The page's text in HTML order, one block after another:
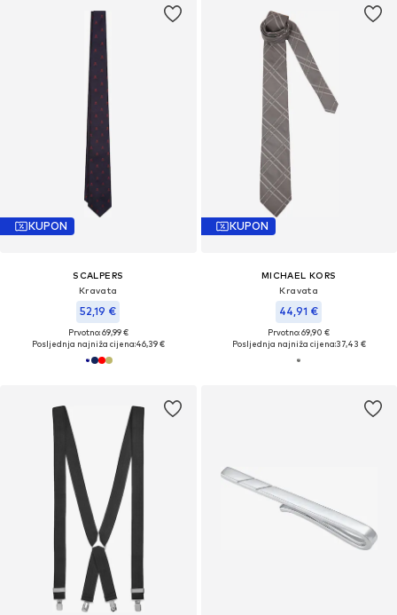
KUPON
SCALPERS
Kravata
52,19 €
Prvotno: 69,99 €
Posljednja najniža cijena:46,39 €
KUPON
MICHAEL KORS
Kravata
44,91 €
Prvotno: 69,90 €
Posljednja najniža cijena:37,43 €